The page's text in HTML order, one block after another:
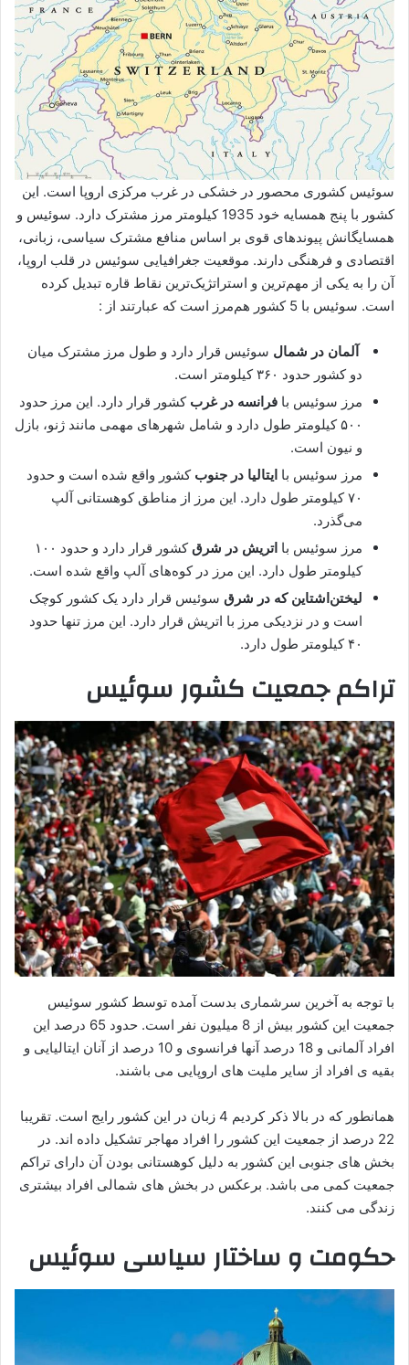
سوئیس کشوری محصور در خشکی در غرب مرکزی اروپا است. این
کشور با پنج همسایه خود 1935 کیلومتر مرز مشترک دارد. سوئیس و
همسایگانش پیوندهای قوی بر اساس منافع مشترک سیاسی، زبانی،
اقتصادی و فرهنگی دارند. موقعیت جغرافیایی سوئیس در قلب اروپا،
آن را به یکی از مهم‌ترین و استراتژیک‌ترین نقاط قاره تبدیل کرده
است. سوئیس با 5 کشور هم‌مرز است که عبارتند از :
آلمان در شمال سوئیس قرار دارد و طول مرز مشترک میان
دو کشور حدود ۳۶۰ کیلومتر است.
مرز سوئیس با فرانسه در غرب کشور قرار دارد. این مرز حدود
۵۰۰ کیلومتر طول دارد و شامل شهرهای مهمی مانند ژنو، بازل
و نیون است.
مرز سوئیس با ایتالیا در جنوب کشور واقع شده است و حدود
۷۰ کیلومتر طول دارد. این مرز از مناطق کوهستانی آلپ
می‌گذرد.
مرز سوئیس با اتریش در شرق
کشور قرار دارد و حدود ۱۰۰
کیلومتر طول دارد. این مرز در کوه‌های آلپ واقع شده است.
لیختن‌اشتاین که در شرق سوئیس قرار دارد یک کشور کوچک
است و در نزدیکی مرز با اتریش قرار دارد. این مرز تنها حدود
۴۰ کیلومتر طول دارد.
تراکم جمعیت کشور سوئیس
با توجه به آخرین سرشماری بدست آمده توسط کشور سوئیس
جمعیت این کشور بیش از 8 میلیون نفر است. حدود 65 درصد این
افراد آلمانی و 18 درصد آنها فرانسوی و 10 درصد از آنان ایتالیایی و
بقیه ی افراد از سایر ملیت های اروپایی می باشند.
همانطور که در بالا ذکر کردیم 4 زبان در این کشور رایج است. تقریبا
22 درصد از جمعیت این کشور را افراد مهاجر تشکیل داده اند. در
بخش های جنوبی این کشور به دلیل کوهستانی بودن آن دارای تراکم
جمعیت کمی می باشد. برعکس در بخش های شمالی افراد بیشتری
زندگی می کنند.
حکومت و ساختار سیاسی سوئیس